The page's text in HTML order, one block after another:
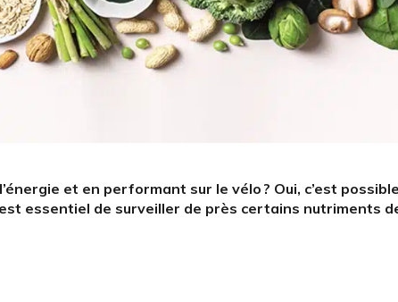
et en performant sur le vélo ? Oui, c’est
essentiel de surveiller de près certains nutriments